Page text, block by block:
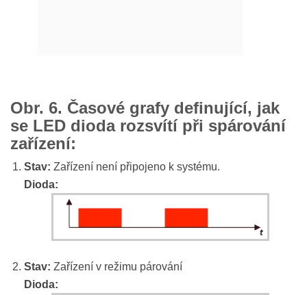
Obr. 6. Časové grafy definující, jak
se LED dioda rozsvítí při spárování
zařízení:
Stav: Zařízení není připojeno k systému.
Dioda:
Stav: Zařízení v režimu párování
Dioda: